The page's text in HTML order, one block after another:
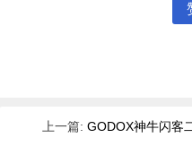
上一篇: GODOX神牛闪客